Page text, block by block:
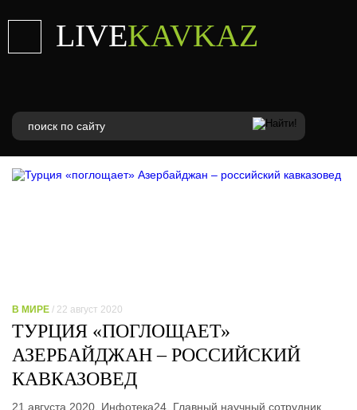
LIVEKAVKAZ
В МИРЕ / 22 август 2020
ТУРЦИЯ «ПОГЛОЩАЕТ»
АЗЕРБАЙДЖАН – РОССИЙСКИЙ
КАВКАЗОВЕД
21 августа 2020. Инфотека24. Главный научный сотрудник